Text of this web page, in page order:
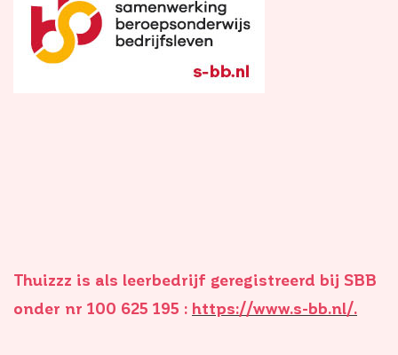
Thuizzz is als leerbedrijf geregistreerd bij SBB
onder nr 100 625 195 : https://www.s-bb.nl/.